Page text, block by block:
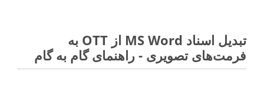
تبدیل اسناد MS Word از OTT به
فرمت‌های تصویری - راهنمای گام به گام